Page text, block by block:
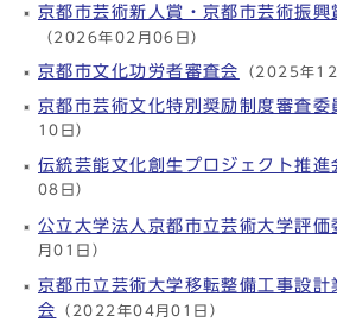
京都市芸術新人賞・京都市芸術振興
（2026年02月06日）
京都市文化功労者審査会 （2025年
京都市芸術文化特別奨励制度審査委
10日）
伝統芸能文化創生プロジェクト推進
08日）
公立大学法人京都市立芸術大学評価
月01日）
京都市立芸術大学移転整備工事設計
会
（2022年04月01日）